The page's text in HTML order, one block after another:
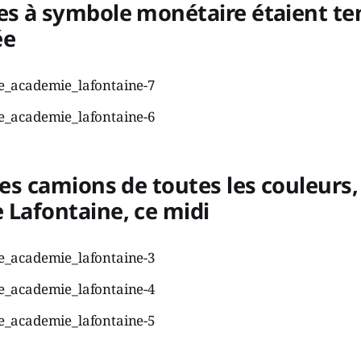
à symbole monétaire étaient
camions de toutes les
Lafontaine, ce midi